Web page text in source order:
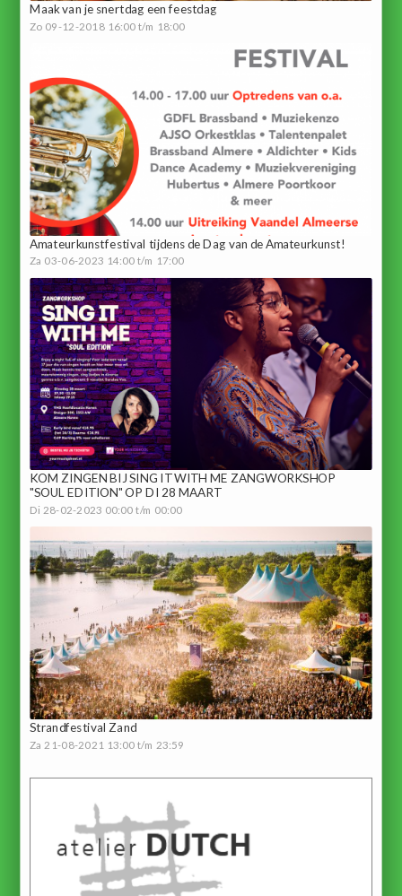
Maak van je snertdag een feestdag
Zo 09-12-2018 16:00 t/m 18:00
Amateurkunstfestival tijdens de Dag van de Amateurkunst!
Za 03-06-2023 14:00 t/m 17:00
KOM ZINGEN BIJ SING IT WITH ME ZANGWORKSHOP
"SOUL EDITION" OP DI 28 MAART
Di 28-02-2023 00:00 t/m 00:00
Strandfestival Zand
Za 21-08-2021 13:00 t/m 23:59